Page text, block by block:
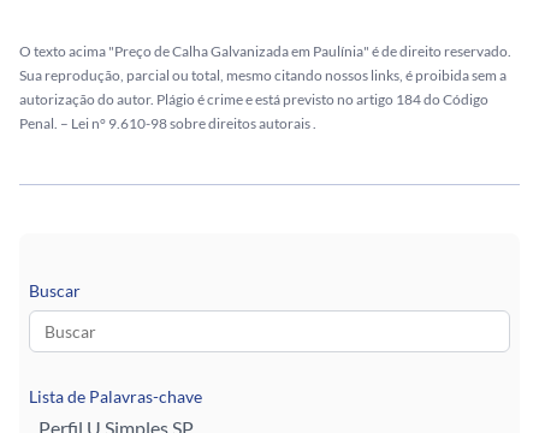
O texto acima "Preço de Calha Galvanizada em Paulínia" é de direito reservado.
Sua reprodução, parcial ou total, mesmo citando nossos links, é proibida sem a
autorização do autor. Plágio é crime e está previsto no artigo 184 do Código
Penal. – Lei n° 9.610-98 sobre direitos autorais
Buscar
Lista de Palavras-chave
Perfil U Simples SP